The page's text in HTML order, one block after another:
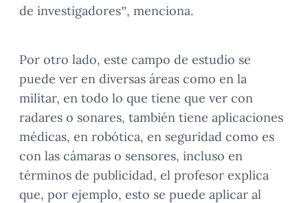
de investigadores”, menciona.
Por otro lado, este campo de estudio se
puede ver en diversas áreas como en la
militar, en todo lo que tiene que ver con
radares o sonares, también tiene aplicaciones
médicas, en robótica, en seguridad como es
con las cámaras o sensores, incluso en
términos de publicidad, el profesor explica
que, por ejemplo, esto se puede aplicar al